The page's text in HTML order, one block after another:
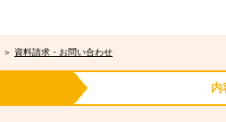
＞ 資料請求・お問い合わせ
内